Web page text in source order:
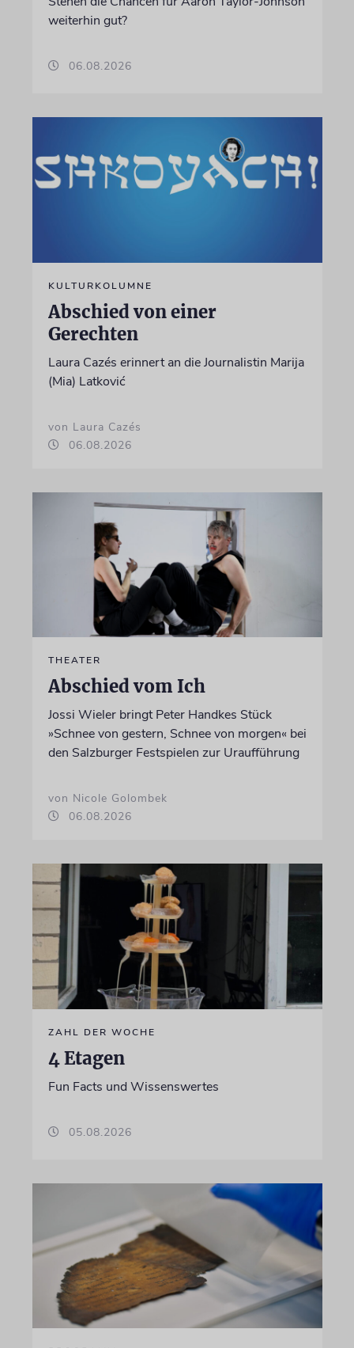
weiterhin gut?
06.08.2026
KULTURKOLUMNE
Abschied von einer
Gerechten
Laura Cazés erinnert an die Journalistin Marija
(Mia) Latković
von Laura Cazés
06.08.2026
THEATER
Abschied vom Ich
Jossi Wieler bringt Peter Handkes Stück
»Schnee von gestern, Schnee von morgen« bei
den Salzburger Festspielen zur Uraufführung
von Nicole Golombek
06.08.2026
ZAHL DER WOCHE
4 Etagen
Fun Facts und Wissenswertes
05.08.2026